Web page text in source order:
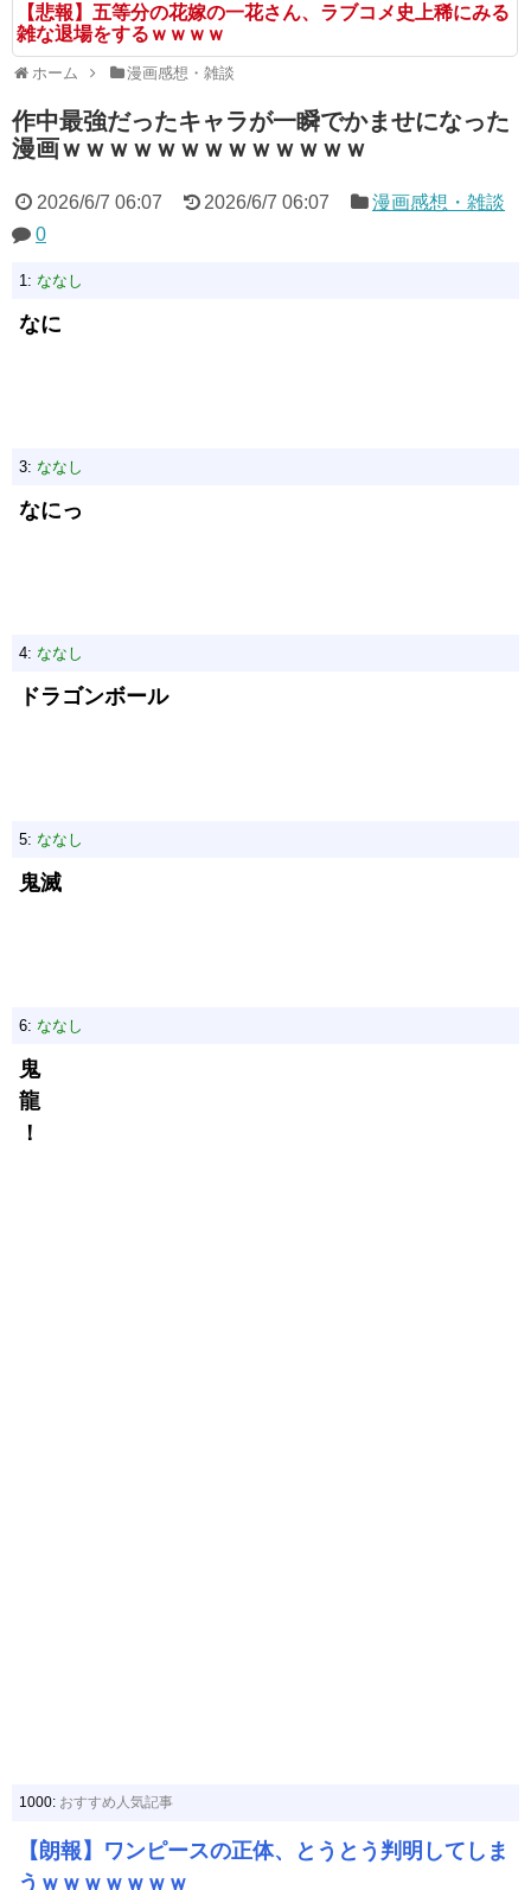
【悲報】五等分の花嫁の一花さん、ラブコメ史上稀にみる
雑な退場をするｗｗｗｗ
ホーム 漫画感想・雑談
作中最強だったキャラが一瞬でかませになった
漫画ｗｗｗｗｗｗｗｗｗｗｗｗｗ
2026/6/7 06:07 2026/6/7 06:07
漫画感想・雑談
0
1: ななし
なに
3: ななし
なにっ
4: ななし
ドラゴンボール
5: ななし
鬼滅
6: ななし
鬼
龍
！
1000: おすすめ人気記事
【朗報】ワンピースの正体、とうとう判明してしま
うｗｗｗｗｗｗｗ